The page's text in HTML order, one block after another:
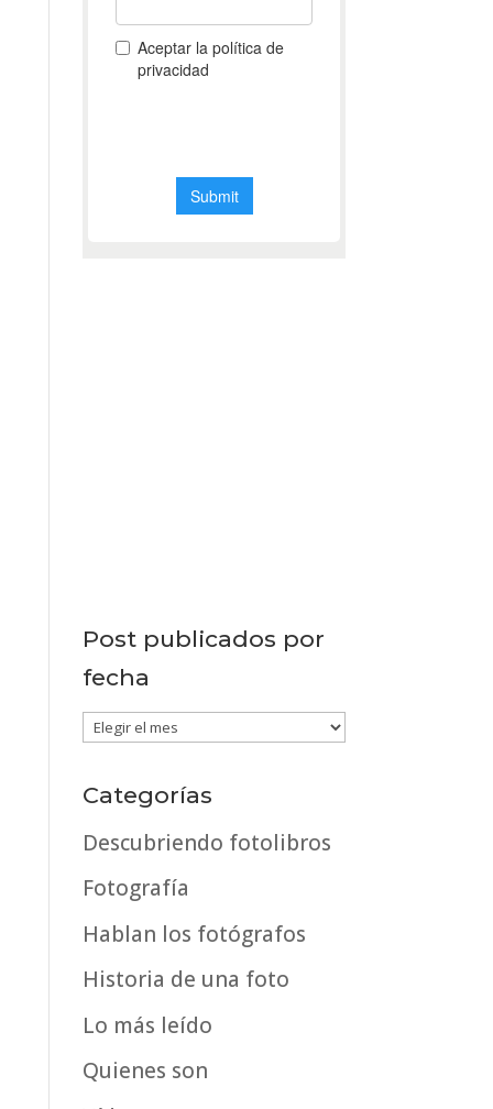
Post publicados por
fecha
Post
por
fecha
Categorías
Descubriendo fotolibros
Fotografía
Hablan los fotógrafos
Historia de una foto
Lo más leído
Quienes son